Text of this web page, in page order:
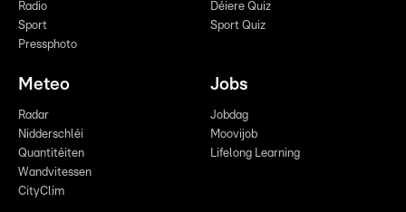
Radio
Sport
Pressphoto
Déiere Quiz
Sport Quiz
Meteo
Radar
Nidderschléi
Quantitéiten
Wandvitessen
CityClim
Jobs
Jobdag
Moovijob
Lifelong Learning